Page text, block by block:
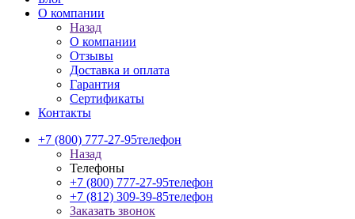
О компании
Назад
О компании
Отзывы
Доставка и оплата
Гарантия
Сертификаты
Контакты
+7 (800) 777-27-95телефон
Назад
Телефоны
+7 (800) 777-27-95телефон
+7 (812) 309-39-85телефон
Заказать звонок